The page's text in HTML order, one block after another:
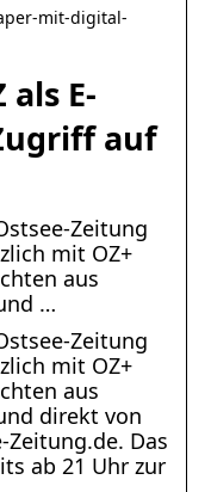
mit-digital-
als E-
auf
Zeitung
mit OZ+
aus
…
Zeitung
mit OZ+
aus
direkt von
Zeitung.de. Das
ab 21 Uhr zur